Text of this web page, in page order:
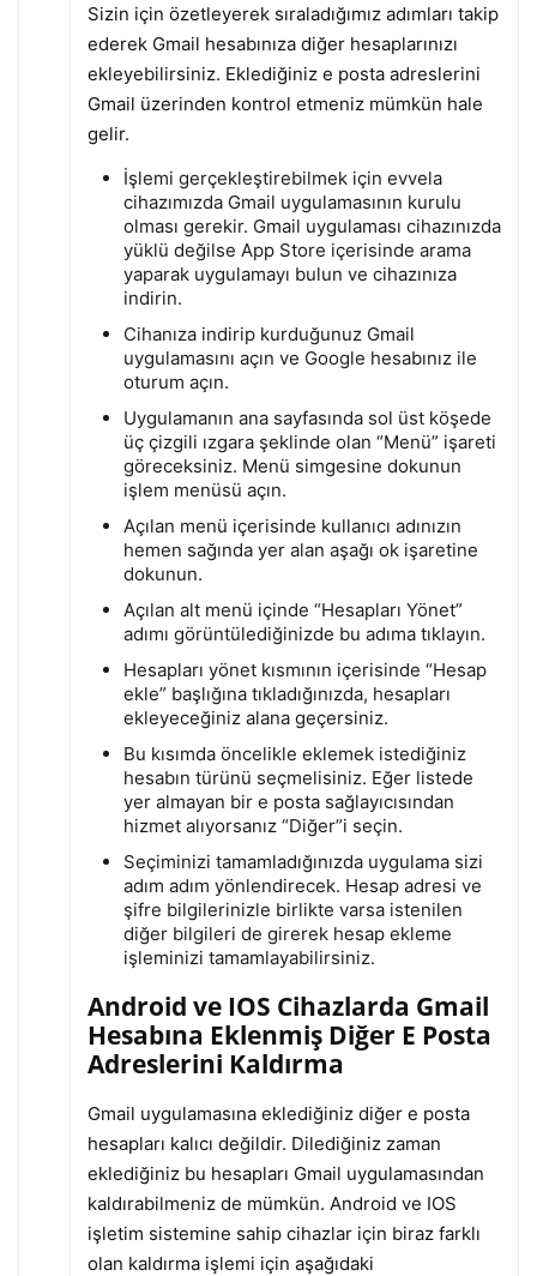
Sizin için özetleyerek sıraladığımız adımları takip
ederek Gmail hesabınıza diğer hesaplarınızı
ekleyebilirsiniz. Eklediğiniz e posta adreslerini
Gmail üzerinden kontrol etmeniz mümkün hale
gelir.
İşlemi gerçekleştirebilmek için evvela
cihazımızda Gmail uygulamasının kurulu
olması gerekir. Gmail uygulaması cihazınızda
yüklü değilse App Store içerisinde arama
yaparak uygulamayı bulun ve cihazınıza
indirin.
Cihanıza indirip kurduğunuz Gmail
uygulamasını açın ve Google hesabınız ile
oturum açın.
Uygulamanın ana sayfasında sol üst köşede
üç çizgili ızgara şeklinde olan “Menü” işareti
göreceksiniz. Menü simgesine dokunun
işlem menüsü açın.
Açılan menü içerisinde kullanıcı adınızın
hemen sağında yer alan aşağı ok işaretine
dokunun.
Açılan alt menü içinde “Hesapları Yönet”
adımı görüntülediğinizde bu adıma tıklayın.
Hesapları yönet kısmının içerisinde “Hesap
ekle” başlığına tıkladığınızda, hesapları
ekleyeceğiniz alana geçersiniz.
Bu kısımda öncelikle eklemek istediğiniz
hesabın türünü seçmelisiniz. Eğer listede
yer almayan bir e posta sağlayıcısından
hizmet alıyorsanız “Diğer”i seçin.
Seçiminizi tamamladığınızda uygulama sizi
adım adım yönlendirecek. Hesap adresi ve
şifre bilgilerinizle birlikte varsa istenilen
diğer bilgileri de girerek hesap ekleme
işleminizi tamamlayabilirsiniz.
Android ve IOS Cihazlarda Gmail
Hesabına Eklenmiş Diğer E Posta
Adreslerini Kaldırma
Gmail uygulamasına eklediğiniz diğer e posta
hesapları kalıcı değildir. Dilediğiniz zaman
eklediğiniz bu hesapları Gmail uygulamasından
kaldırabilmeniz de mümkün. Android ve IOS
işletim sistemine sahip cihazlar için biraz farklı
olan kaldırma işlemi için aşağıdaki